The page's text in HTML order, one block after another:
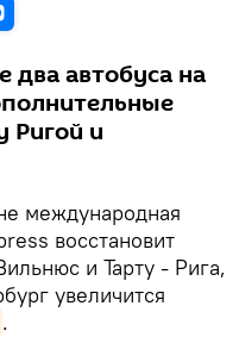
два автобуса на
Ригой и
международная
восстановит
и Тарту - Рига,
увеличится
.